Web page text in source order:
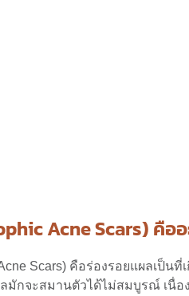
Acne Scars) คืออ
Scars) คือร่องรอยแผลเป็
มักจะสมานตัวได้ไม่สมบูรณ์ เนื่อ